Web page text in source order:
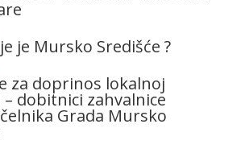
je Mursko Središće ?
za doprinos lokalnoj
– dobitnici zahvalnice
Grada Mursko